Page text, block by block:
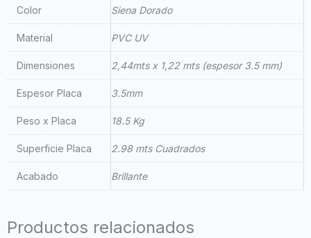
Color Siena Dorado
Material PVC UV
Dimensiones 2,44mts x 1,22 mts (espesor 3.5 mm)
Espesor Placa 3.5mm
Peso x Placa 18.5 Kg
Superficie Placa 2.98 mts Cuadrados
Acabado Brillante
Productos relacionados